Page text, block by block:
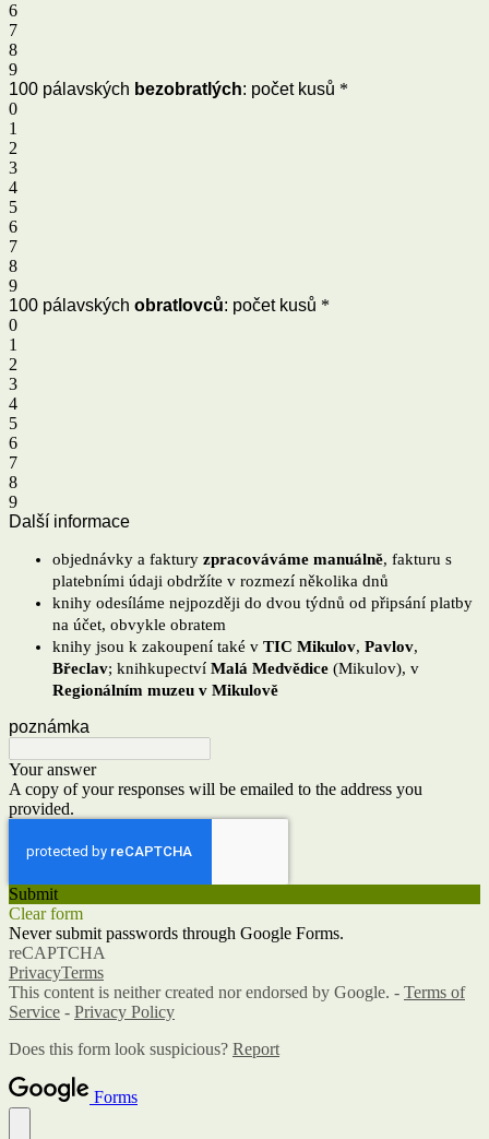
6
7
8
9
100 pálavských bezobratlých: počet kusů *
0
1
2
3
4
5
6
7
8
9
100 pálavských obratlovců: počet kusů *
0
1
2
3
4
5
6
7
8
9
Další informace
objednávky a faktury zpracováváme manuálně, fakturu s
platebními údaji obdržíte v rozmezí několika dnů
knihy odesíláme nejpozději do dvou týdnů od připsání platby
na účet, obvykle obratem
knihy jsou k zakoupení také v TIC Mikulov, Pavlov,
Břeclav; knihkupectví Malá Medvědice (Mikulov), v
Regionálním muzeu v Mikulově
poznámka
Your answer
A copy of your responses will be emailed to the address you
provided.
Submit
Clear form
Never submit passwords through Google Forms.
reCAPTCHA
PrivacyTerms
This content is neither created nor endorsed by Google. - Terms of
Service - Privacy Policy
Does this form look suspicious? Report
Forms